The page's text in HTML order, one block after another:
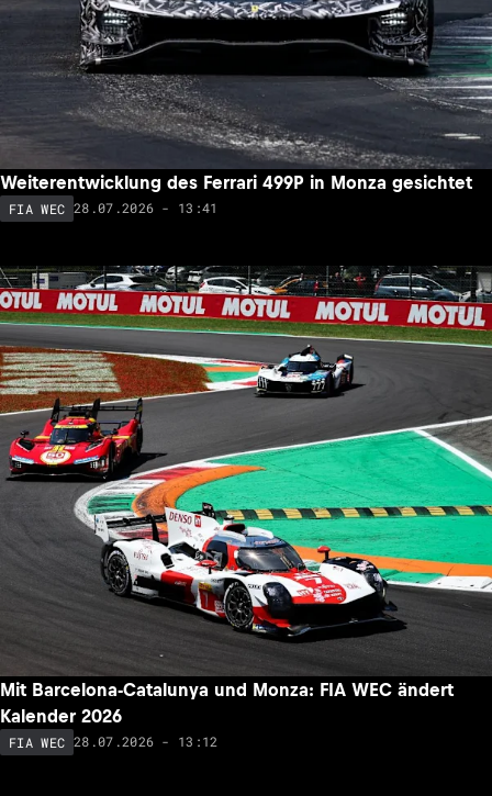
Weiterentwicklung des Ferrari 499P in Monza gesichtet
FIA WEC 28.07.2026 - 13:41
Mit Barcelona-Catalunya und Monza: FIA WEC ändert
Kalender 2026
FIA WEC 28.07.2026 - 13:12